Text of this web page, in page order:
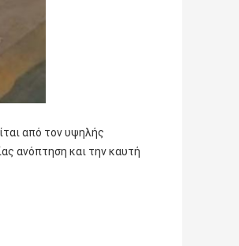
από τον υψηλής
ανόπτηση και την καυτή